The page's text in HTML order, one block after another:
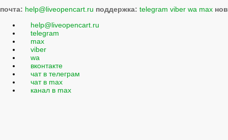
почта: help@liveopencart.ru поддержка: telegram viber wa max
help@liveopencart.ru
telegram
max
viber
wa
вконтакте
чат в телеграм
чат в max
канал в max